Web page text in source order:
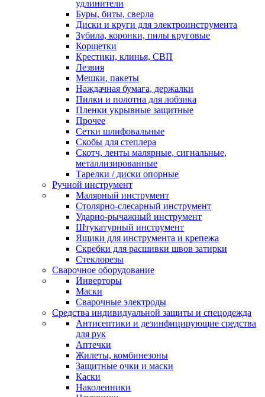
удлинители
Буры, биты, сверла
Диски и круги для электроинструмента
Зубила, коронки, пилы круговые
Корщетки
Крестики, клинья, СВП
Лезвия
Мешки, пакеты
Наждачная бумага, держалки
Пилки и полотна для лобзика
Пленки укрывные защитные
Прочее
Сетки шлифовальные
Скобы для степлера
Скотч, ленты малярные, сигнальные,
металлизированные
Тарелки / диски опорные
Ручной инструмент
Малярный инструмент
Столярно-слесарный инструмент
Ударно-рычажный инструмент
Штукатурный инструмент
Ящики для инструмента и крепежа
Скребки для расшивки швов затирки
Стеклорезы
Сварочное оборудование
Инверторы
Маски
Сварочные электроды
Средства индивидуальной защиты и спецодежда
Антисептики и дезинфицирующие средства
для рук
Аптечки
Жилеты, комбинезоны
Защитные очки и маски
Каски
Наколенники